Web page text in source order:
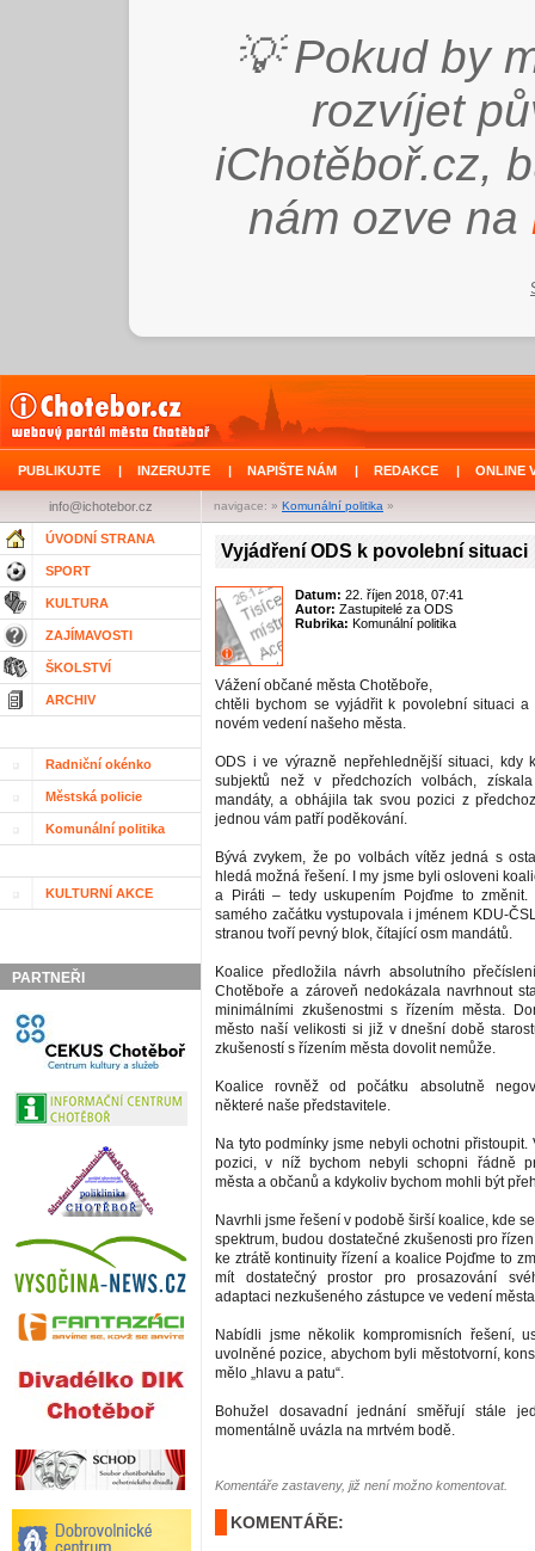
💡 Pokud by
rozvíjet
iChotěboř.cz,
nám ozve na
PUBLIKUJTE | INZERUJTE | NAPIŠTE NÁM | REDAKCE | ONLINE
navigace: » Komunální politika »
info@ichotebor.cz
ÚVODNÍ STRANA
SPORT
KULTURA
ZAJÍMAVOSTI
ŠKOLSTVÍ
ARCHIV
Radniční okénko
Městská policie
Komunální politika
KULTURNÍ AKCE
PARTNEŘI
Vyjádření ODS k povolební situaci
Datum: 22. říjen 2018, 07:41
Autor: Zastupitelé za ODS
Rubrika: Komunální politika
Vážení občané města Chotěboře,
chtěli bychom se vyjádřit k povolební situaci
novém vedení našeho města.
ODS i ve výrazně nepřehlednější situaci, kdy
subjektů než v předchozích volbách,
mandáty, a obhájila tak svou pozici z
jednou vám patří poděkování.
Bývá zvykem, že po volbách vítěz jedná s
hledá možná řešení. I my jsme byli osloveni
a Piráti – tedy uskupením Pojďme to změnit.
samého začátku vystupovala i jménem KDU-
stranou tvoří pevný blok, čítající osm mandátů.
Koalice předložila návrh absolutního
Chotěboře a zároveň nedokázala navrhnout
minimálními zkušenostmi s řízením města.
město naší velikosti si již v dnešní době
zkušeností s řízením města dovolit nemůže.
Koalice rovněž od počátku absolutně
některé naše představitele.
Na tyto podmínky jsme nebyli ochotni přistoupit.
pozici, v níž bychom nebyli schopni řádně
města a občanů a kdykoliv bychom mohli být
Navrhli jsme řešení v podobě širší koalice, kde
spektrum, budou dostatečné zkušenosti pro
ke ztrátě kontinuity řízení a koalice Pojďme to
mít dostatečný prostor pro prosazování
adaptaci nezkušeného zástupce ve vedení
Nabídli jsme několik kompromisních řešení,
uvolněné pozice, abychom byli městotvorní,
mělo „hlavu a patu“.
Bohužel dosavadní jednání směřují stále
momentálně uvázla na mrtvém bodě.
Komentáře zastaveny, již není možno komentovat.
KOMENTÁŘE: